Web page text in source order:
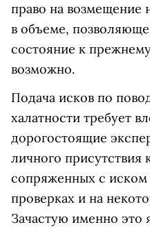
право на возмещение
в объеме,
состояние к
возможно.
Подача исков по
халатности требует
дорогостоящие
личного присутствия
сопряженных с
проверках и на
Зачастую именно это